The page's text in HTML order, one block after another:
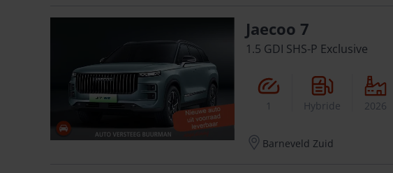
Jaecoo 7
1.5 GDI SHS-P Exclusive
1 Hybride 2026
Barneveld Zuid